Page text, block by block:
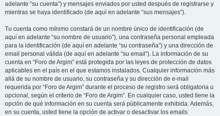
adelante “su cuenta”) y mensajes enviados por usted después de registrarse y
mientras se haya identificado (de aquí en adelante “sus mensajes”).
Tu cuenta como mínimo constará de un nombre único de identificación (de
aquí en adelante “su nombre de usuario”), una contraseña personal empleada
para la identificación (de aquí en adelante “su contraseña”) y una dirección de
email personal válida (de aquí en adelante “su email”). La información de su
cuenta en “Foro de Argim” está protegida por las leyes de protección de datos
aplicables en el país en el que estamos instalados. Cualquier información más
allá de su nombre de usuario, su contraseña y su dirección de e-mail
requerida por “Foro de Argim” durante el proceso de registro será obligatoria u
opcional, según el criterio de “Foro de Argim”. En cualquier caso, usted tiene la
opción de qué información en su cuenta será públicamente exhibida. Además,
en su cuenta, usted tiene la opción de activar o desactivar los emails